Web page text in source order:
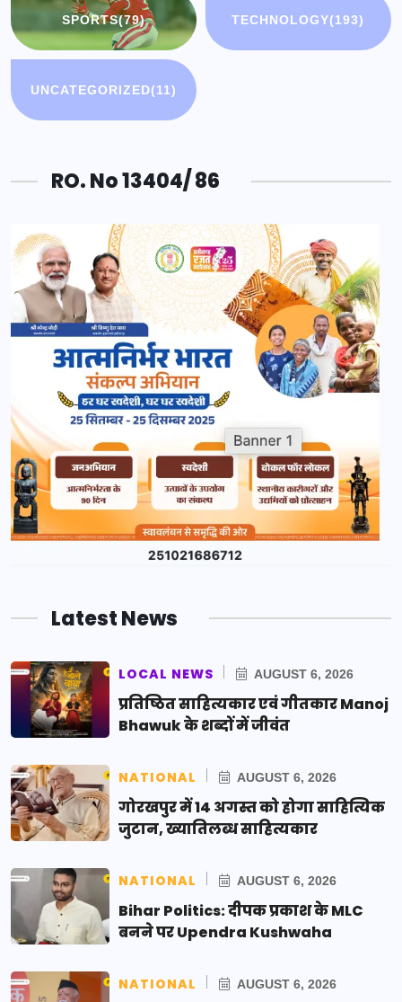
SPORTS(79) TECHNOLOGY(193)
UNCATEGORIZED(11)
RO. No 13404/ 86
Latest News
LOCAL NEWS AUGUST 6, 2026
प्रतिष्ठित साहित्यकार एवं गीतकार Manoj
Bhawuk के शब्दों में जीवंत
NATIONAL AUGUST 6, 2026
गोरखपुर में 14 अगस्त को होगा साहित्यिक
जुटान, ख्यातिलब्ध साहित्यकार
NATIONAL AUGUST 6, 2026
Bihar Politics: दीपक प्रकाश के MLC
बनने पर Upendra Kushwaha
NATIONAL AUGUST 6, 2026